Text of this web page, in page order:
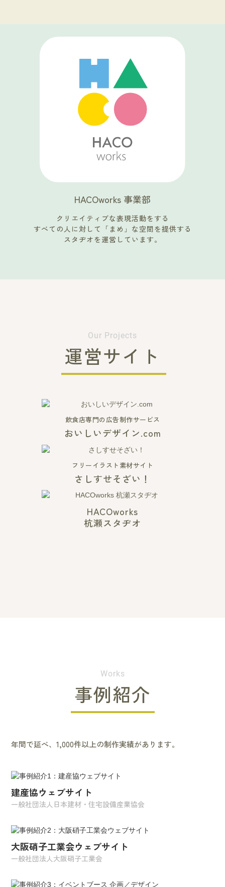
HACOworks 事業部
クリエイティブな表現活動をする
すべての人に対して「まめ」な空間を提供する
スタヂオを運営しています。
Our Projects
運営サイト
飲食店専門の広告制作サービス
おいしいデザイン.com
フリーイラスト素材サイト
さしすせそざい！
HACOworks
杭瀬スタヂオ
Works
事例紹介
年間で延べ、1,000件以上の制作実績があります。
建産協ウェブサイト
一般社団法人日本建材・住宅設備産業協会
大阪硝子工業会ウェブサイト
一般社団法人大阪硝子工業会